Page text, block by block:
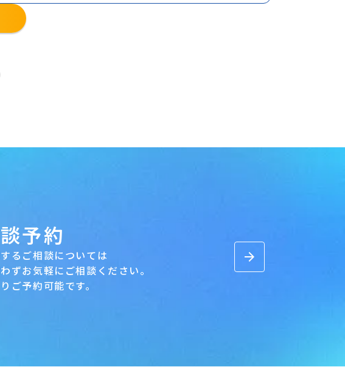
予約
るご相談については
ずお気軽にご相談ください。
ご予約可能です。
arrow_forward